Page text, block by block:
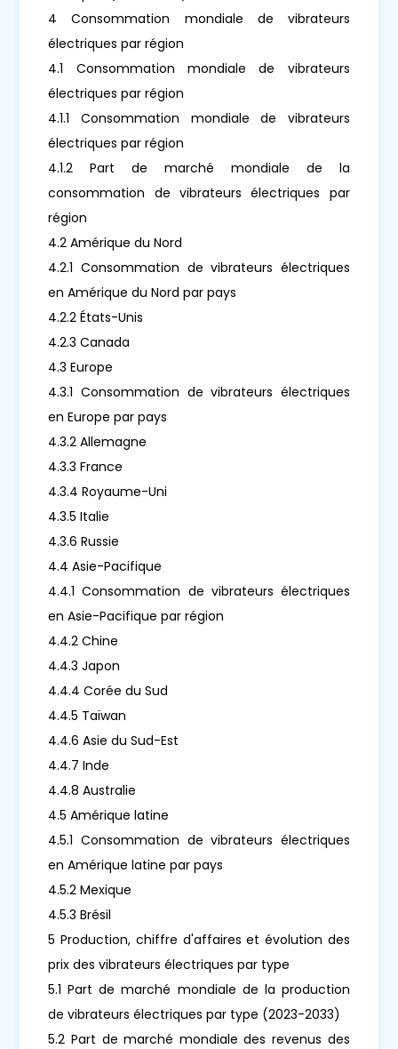
4 Consommation mondiale de vibrateurs
électriques par région
4.1 Consommation mondiale de vibrateurs
électriques par région
4.1.1 Consommation mondiale de vibrateurs
électriques par région
4.1.2 Part de marché mondiale de la
consommation de vibrateurs électriques par
région
4.2 Amérique du Nord
4.2.1 Consommation de vibrateurs électriques
en Amérique du Nord par pays
4.2.2 États-Unis
4.2.3 Canada
4.3 Europe
4.3.1 Consommation de vibrateurs électriques
en Europe par pays
4.3.2 Allemagne
4.3.3 France
4.3.4 Royaume-Uni
4.3.5 Italie
4.3.6 Russie
4.4 Asie-Pacifique
4.4.1 Consommation de vibrateurs électriques
en Asie-Pacifique par région
4.4.2 Chine
4.4.3 Japon
4.4.4 Corée du Sud
4.4.5 Taïwan
4.4.6 Asie du Sud-Est
4.4.7 Inde
4.4.8 Australie
4.5 Amérique latine
4.5.1 Consommation de vibrateurs électriques
en Amérique latine par pays
4.5.2 Mexique
4.5.3 Brésil
5 Production, chiffre d'affaires et évolution des
prix des vibrateurs électriques par type
5.1 Part de marché mondiale de la production
de vibrateurs électriques par type (2023-2033)
5.2 Part de marché mondiale des revenus des